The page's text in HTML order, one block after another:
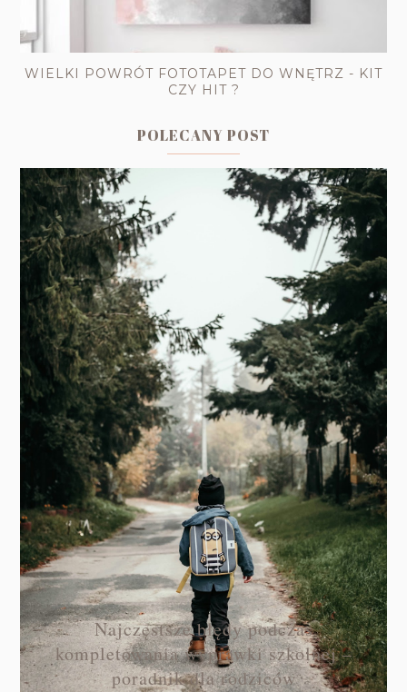
WIELKI POWRÓT FOTOTAPET DO WNĘTRZ - KIT
CZY HIT ?
POLECANY POST
Najczęstsze błędy podczas
kompletowania wyprawki szkolnej –
poradnik dla rodziców